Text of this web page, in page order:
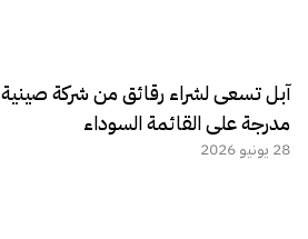
آبل تسعى لشراء رقائق من شركة صينية
مدرجة على القائمة السوداء
28 يونيو 2026